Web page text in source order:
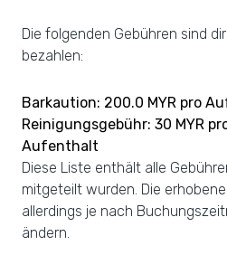
Die folgenden Gebühren sind
bezahlen:
Barkaution: 200.0 MYR pro
Reinigungsgebühr: 30 MYR
Aufenthalt
Diese Liste enthält alle
mitgeteilt wurden. Die
allerdings je nach
ändern.